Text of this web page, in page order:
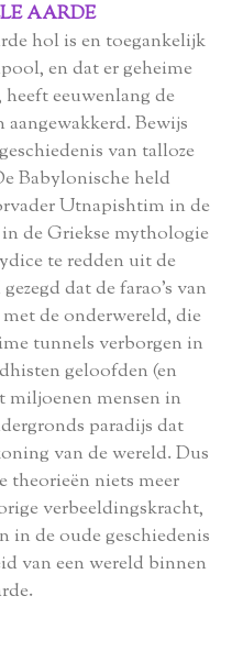
AARDE
hol is en toegankelijk
en dat er geheime
eeuwenlang de
Bewijs
van talloze
Babylonische held
Utnapishtim in de
de Griekse mythologie
te redden uit de
dat de farao's van
de onderwereld, die
tunnels verborgen in
geloofden (en
miljoenen mensen in
paradijs dat
van de wereld. Dus
theorieën niets meer
verbeeldingskracht,
in de oude geschiedenis
van een wereld binnen